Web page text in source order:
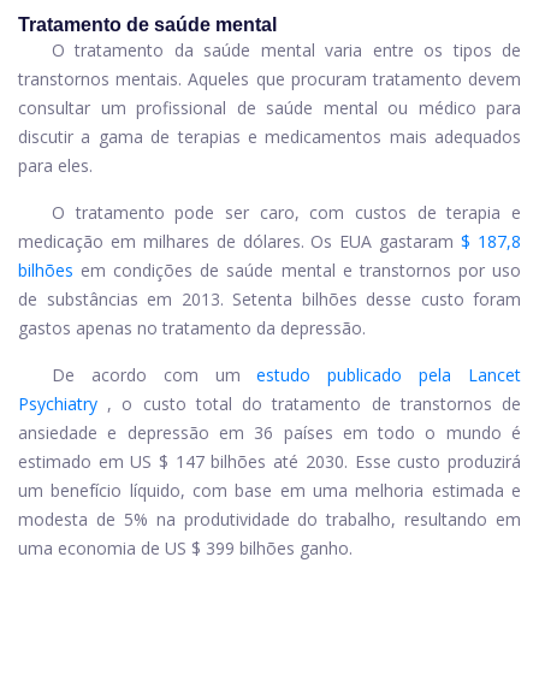
Tratamento de saúde mental
O tratamento da saúde mental varia entre os tipos de
transtornos mentais. Aqueles que procuram tratamento devem
consultar um profissional de saúde mental ou médico para
discutir a gama de terapias e medicamentos mais adequados
para eles.
O tratamento pode ser caro, com custos de terapia e
medicação em milhares de dólares. Os EUA gastaram$ 187,8
bilhões em condições de saúde mental e transtornos por uso
de substâncias em 2013. Setenta bilhões desse custo foram
gastos apenas no tratamento da depressão.
De acordo com umestudo publicado pela Lancet
Psychiatry , o custo total do tratamento de transtornos de
ansiedade e depressão em 36 países em todo o mundo é
estimado em US $ 147 bilhões até 2030. Esse custo produzirá
um benefício líquido, com base em uma melhoria estimada e
modesta de 5% na produtividade do trabalho, resultando em
uma economia de US $ 399 bilhões ganho.